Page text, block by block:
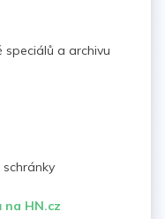
speciálů a archivu
na HN.cz